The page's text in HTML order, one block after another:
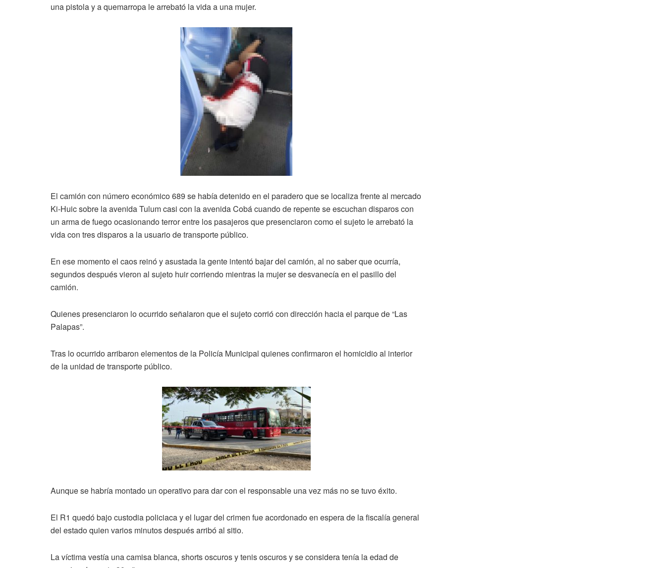
una pistola y a quemarropa le arrebató la vida a una mujer.
El camión con número económico 689 se había detenido en el paradero que se localiza frente al mercado
Ki-Huic sobre la avenida Tulum casi con la avenida Cobá cuando de repente se escuchan disparos con
un arma de fuego ocasionando terror entre los pasajeros que presenciaron como el sujeto le arrebató la
vida con tres disparos a la usuario de transporte público.
En ese momento el caos reinó y asustada la gente intentó bajar del camión, al no saber que ocurría,
segundos después vieron al sujeto huir corriendo mientras la mujer se desvanecía en el pasillo del
camión.
Quienes presenciaron lo ocurrido señalaron que el sujeto corrió con dirección hacia el parque de “Las
Palapas”.
Tras lo ocurrido arribaron elementos de la Policía Municipal quienes confirmaron el homicidio al interior
de la unidad de transporte público.
Aunque se habría montado un operativo para dar con el responsable una vez más no se tuvo éxito.
El R1 quedó bajo custodia policiaca y el lugar del crimen fue acordonado en espera de la fiscalía general
del estado quien varios minutos después arribó al sitio.
La víctima vestía una camisa blanca, shorts oscuros y tenis oscuros y se considera tenía la edad de